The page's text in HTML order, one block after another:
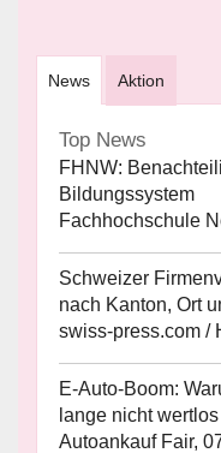
News Aktion
Top News
FHNW:
Bildungssystem
Fachhochschule
Schweizer
nach Kanton, Ort
swiss-press.com /
E-Auto-Boom:
lange nicht
Autoankauf Fair,